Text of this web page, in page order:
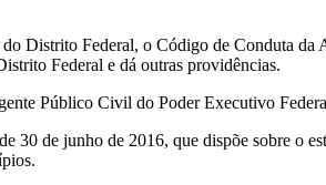
Distrito Federal, o Código de Conduta
Federal e dá outras providências.
Público Civil do Poder Executivo
de junho de 2016, que dispõe sobre o